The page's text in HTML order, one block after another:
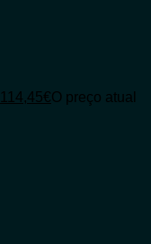
114,45€O preço atual